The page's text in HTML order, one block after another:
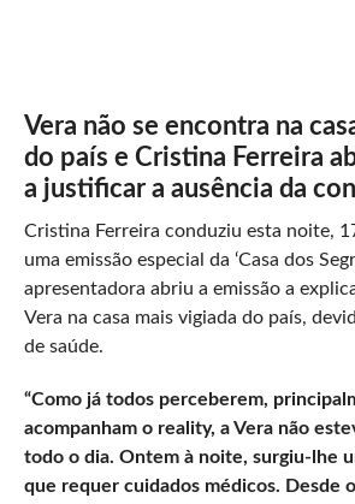
Vera não se encontra na
do país e Cristina Ferreira
a justificar a ausência da
Cristina Ferreira conduziu esta noite,
uma emissão especial da ‘Casa dos
apresentadora abriu a emissão a
Vera na casa mais vigiada do país,
de saúde.
“Como já todos perceberem,
acompanham o reality, a Vera não
todo o dia. Ontem à noite, surgiu-lhe
que requer cuidados médicos. Desde